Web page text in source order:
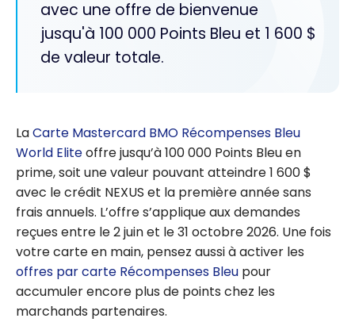
avec une offre de bienvenue
jusqu'à 100 000 Points Bleu et 1 600 $
de valeur totale.
LaCarte Mastercard BMO Récompenses Bleu
World Eliteoffre jusqu’à 100 000 Points Bleu en
prime, soit une valeur pouvant atteindre 1 600 $
avec le crédit NEXUS et la première année sans
frais annuels. L’offre s’applique aux demandes
reçues entre le 2 juin et le 31 octobre 2026. Une fois
votre carte en main, pensez aussi à activer les
offres par carte Récompenses Bleu pour
accumuler encore plus de points chez les
marchands partenaires.